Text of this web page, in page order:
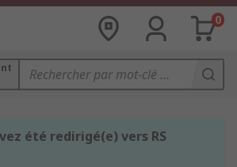
0
été redirigé(e) vers RS